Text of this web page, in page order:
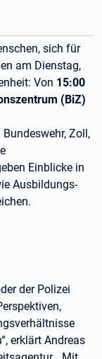
sich für
am Dienstag,
Von 15:00
(BiZ)
Zoll,
Einblicke in
Ausbildungs-
der Polizei
erklärt Andreas